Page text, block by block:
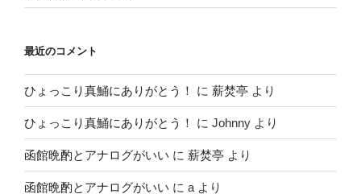
最近のコメント
ひょっこり真鯒にありがとう！ に 薪焚亭 より
ひょっこり真鯒にありがとう！ に Johnny より
函館晩酌とアナログがいい に 薪焚亭 より
函館晩酌とアナログがいい に a より